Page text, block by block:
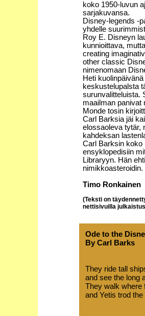
koko 1950-luvun
sarjakuvansa.
Disney-legends -
yhdelle
Roy E. Disneyn
kunnioittava,
creating
other classic
nimenomaan
Heti
keskustelupalsta
surunvalitteluista.
maailman panivat
Monde tosin
Carl Barksia jäi
elossaoleva tytär,
kahdeksan
Carl Barksin koko
ensyklopedisiin
Libraryyn. Hän
nimikkoasteroidin.
Timo Ronkainen
(Teksti on
nettisivuilla
Ode to the
By Carl Barks
They ride tall
and see the long
They walk where
and Yetis trod the